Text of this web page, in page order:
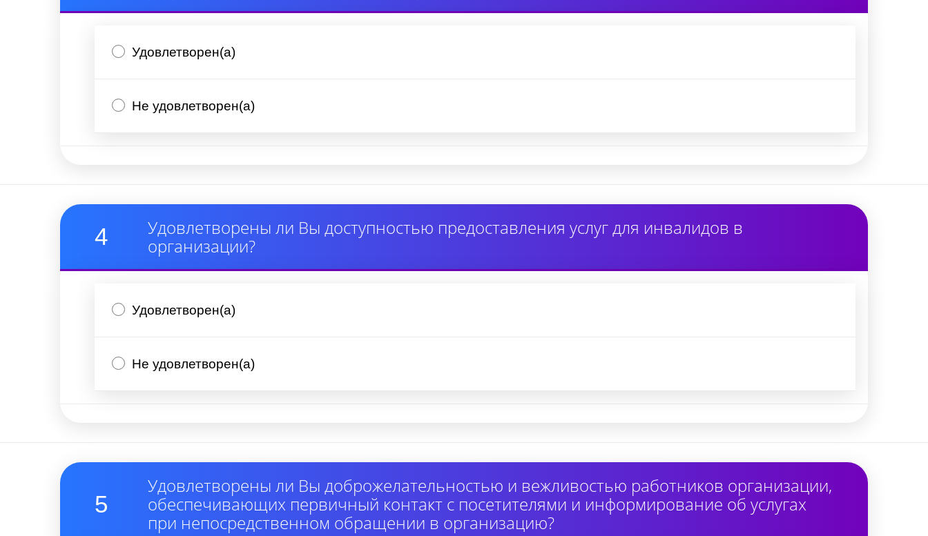
Удовлетворен(а)
Не удовлетворен(а)
4
Удовлетворены ли Вы доступностью предоставления услуг для инвалидов в
организации?
Удовлетворен(а)
Не удовлетворен(а)
5
Удовлетворены ли Вы доброжелательностью и вежливостью работников организации,
обеспечивающих первичный контакт с посетителями и информирование об услугах
при непосредственном обращении в организацию?